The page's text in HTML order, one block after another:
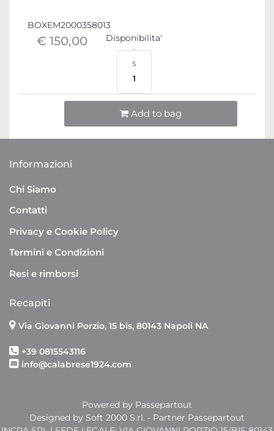
BOXEM2000358013
€ 150,00 Disponibilita'
S
1
Add to bag
Informazioni
Chi Siamo
Contatti
Privacy e Cookie Policy
Termini e Condizioni
Resi e rimborsi
Recapiti
Via Giovanni Porzio, 15 bis, 80143 Napoli NA
+39 0815543116
info@calabrese1924.com
Powered by Passepartout
Designed by Soft 2000 S.rl. - Partner Passepartout